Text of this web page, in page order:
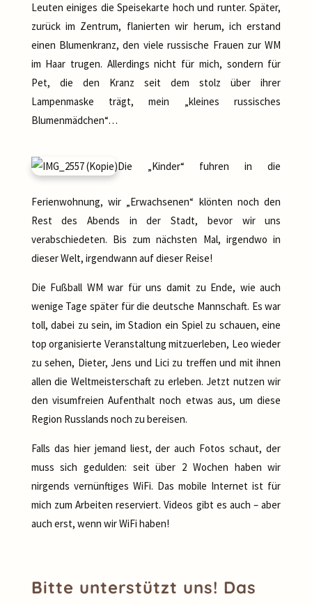
Leuten einiges die Speisekarte hoch und runter. Später,
zurück im Zentrum, flanierten wir herum, ich erstand
einen Blumenkranz, den viele russische Frauen zur WM
im Haar trugen. Allerdings nicht für mich, sondern für
Pet, die den Kranz seit dem stolz über ihrer
Lampenmaske trägt, mein „kleines russisches
Blumenmädchen“…
Die „Kinder“ fuhren in die
Ferienwohnung, wir „Erwachsenen“ klönten noch den
Rest des Abends in der Stadt, bevor wir uns
verabschiedeten. Bis zum nächsten Mal, irgendwo in
dieser Welt, irgendwann auf dieser Reise!
Die Fußball WM war für uns damit zu Ende, wie auch
wenige Tage später für die deutsche Mannschaft. Es war
toll, dabei zu sein, im Stadion ein Spiel zu schauen, eine
top organisierte Veranstaltung mitzuerleben, Leo wieder
zu sehen, Dieter, Jens und Lici zu treffen und mit ihnen
allen die Weltmeisterschaft zu erleben. Jetzt nutzen wir
den visumfreien Aufenthalt noch etwas aus, um diese
Region Russlands noch zu bereisen.
Falls das hier jemand liest, der auch Fotos schaut, der
muss sich gedulden: seit über 2 Wochen haben wir
nirgends vernünftiges WiFi. Das mobile Internet ist für
mich zum Arbeiten reserviert. Videos gibt es auch – aber
auch erst, wenn wir WiFi haben!
Bitte unterstützt uns! Das